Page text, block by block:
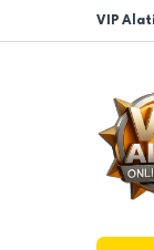
Skip to navigation
Skip to content
VIP